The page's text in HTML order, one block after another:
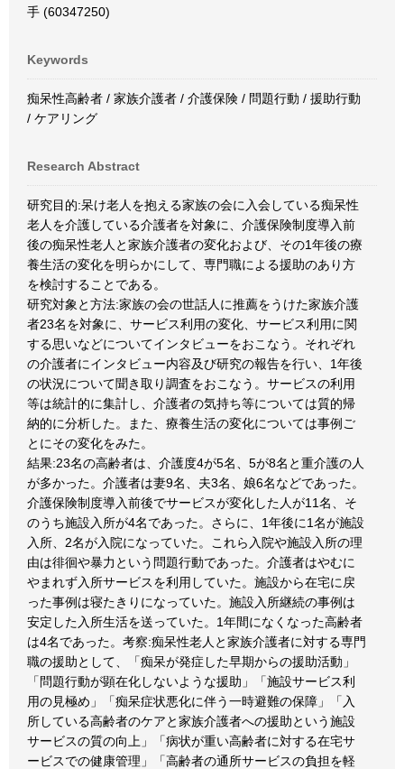
手 (60347250)
Keywords
痴呆性高齢者 / 家族介護者 / 介護保険 / 問題行動 / 援助行動
/ ケアリング
Research Abstract
研究目的:呆け老人を抱える家族の会に入会している痴呆性
老人を介護している介護者を対象に、介護保険制度導入前
後の痴呆性老人と家族介護者の変化および、その1年後の療
養生活の変化を明らかにして、専門職による援助のあり方
を検討することである。
研究対象と方法:家族の会の世話人に推薦をうけた家族介護
者23名を対象に、サービス利用の変化、サービス利用に関
する思いなどについてインタビューをおこなう。それぞれ
の介護者にインタビュー内容及び研究の報告を行い、1年後
の状況について聞き取り調査をおこなう。サービスの利用
等は統計的に集計し、介護者の気持ち等については質的帰
納的に分析した。また、療養生活の変化については事例ご
とにその変化をみた。
結果:23名の高齢者は、介護度4が5名、5が8名と重介護の人
が多かった。介護者は妻9名、夫3名、娘6名などであった。
介護保険制度導入前後でサービスが変化した人が11名、そ
のうち施設入所が4名であった。さらに、1年後に1名が施設
入所、2名が入院になっていた。これら入院や施設入所の理
由は徘徊や暴力という問題行動であった。介護者はやむに
やまれず入所サービスを利用していた。施設から在宅に戻
った事例は寝たきりになっていた。施設入所継続の事例は
安定した入所生活を送っていた。1年間になくなった高齢者
は4名であった。考察:痴呆性老人と家族介護者に対する専門
職の援助として、「痴呆が発症した早期からの援助活動」
「問題行動が顕在化しないような援助」「施設サービス利
用の見極め」「痴呆症状悪化に伴う一時避難の保障」「入
所している高齢者のケアと家族介護者への援助という施設
サービスの質の向上」「病状が重い高齢者に対する在宅サ
ービスでの健康管理」「高齢者の通所サービスの負担を軽